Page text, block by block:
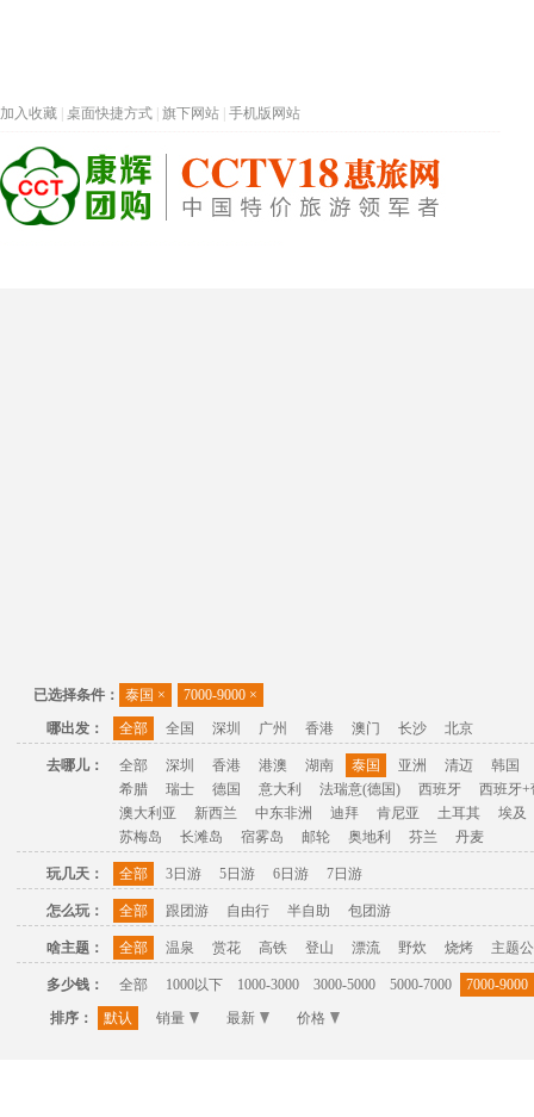
加入收藏 桌面快捷方式 旗下网站 手机版网站
已选择条件： 泰国 × 7000-9000 ×
哪出发：
全部 全国 深圳 广州 香港 澳门 长沙 北京
去哪儿： 全部 深圳 香港 港澳 湖南 泰国 亚洲 清迈
韩国
希腊
瑞士 德国 意大利 法瑞意(德国) 西班牙
西班牙+
澳大利亚
新西兰 中东非洲 迪拜 肯尼亚 土耳其
埃及
苏梅岛
长滩岛 宿雾岛 邮轮 奥地利 芬兰 丹麦
玩几天： 全部 3日游 5日游 6日游 7日游
怎么玩： 全部 跟团游 自由行 半自助 包团游
啥主题： 全部 温泉 赏花 高铁 登山 漂流 野炊 烧烤 主题
多少钱： 全部 1000以下 1000-3000 3000-5000 5000-7000
7000-9000
排序：
默认 销量 最新 价格